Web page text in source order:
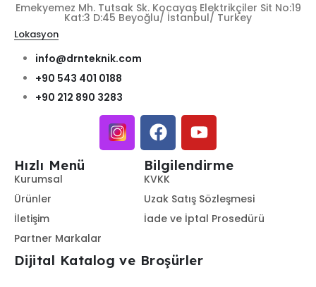
Emekyemez Mh. Tutsak Sk. Kocayaş Elektrikçiler Sit No:19
Kat:3 D:45 Beyoğlu/ İstanbul/ Turkey
Lokasyon
info@drnteknik.com
+90 543 401 0188
+90 212 890 3283
Hızlı Menü
Kurumsal
Ürünler
İletişim
Partner Markalar
Bilgilendirme
KVKK
Uzak Satış Sözleşmesi
İade ve İptal Prosedürü
Dijital Katalog ve Broşürler